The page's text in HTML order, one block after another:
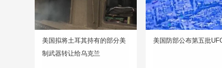
美国拟将土耳其持有的部分美
制武器转让给乌克兰
美国防部公布第五批